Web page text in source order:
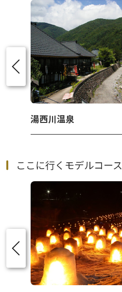
湯西川温泉
ここに行くモデルコース